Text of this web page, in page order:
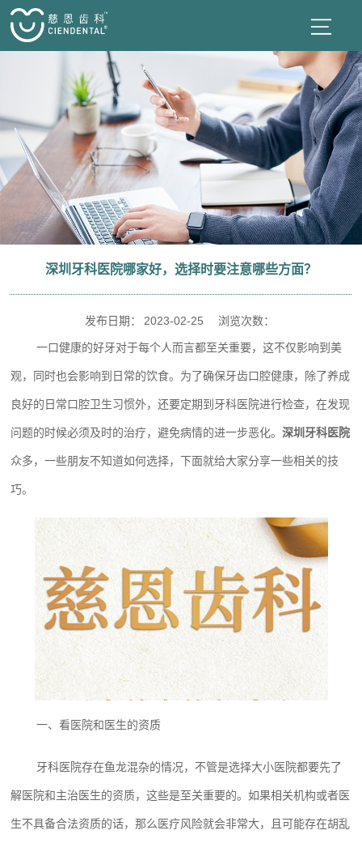
深圳牙科医院哪家好，选择时要注意哪些方面？
发布日期： 2023-02-25 浏览次数：
一口健康的好牙对于每个人而言都至关重要，这不仅影响到美
观，同时也会影响到日常的饮食。为了确保牙齿口腔健康，除了养成
良好的日常口腔卫生习惯外，还要定期到牙科医院进行检查，在发现
问题的时候必须及时的治疗，避免病情的进一步恶化。深圳牙科医院
众多，一些朋友不知道如何选择，下面就给大家分享一些相关的技
巧。
一、看医院和医生的资质
牙科医院存在鱼龙混杂的情况，不管是选择大小医院都要先了
解医院和主治医生的资质，这些是至关重要的。如果相关机构或者医
生不具备合法资质的话，那么医疗风险就会非常大，且可能存在胡乱